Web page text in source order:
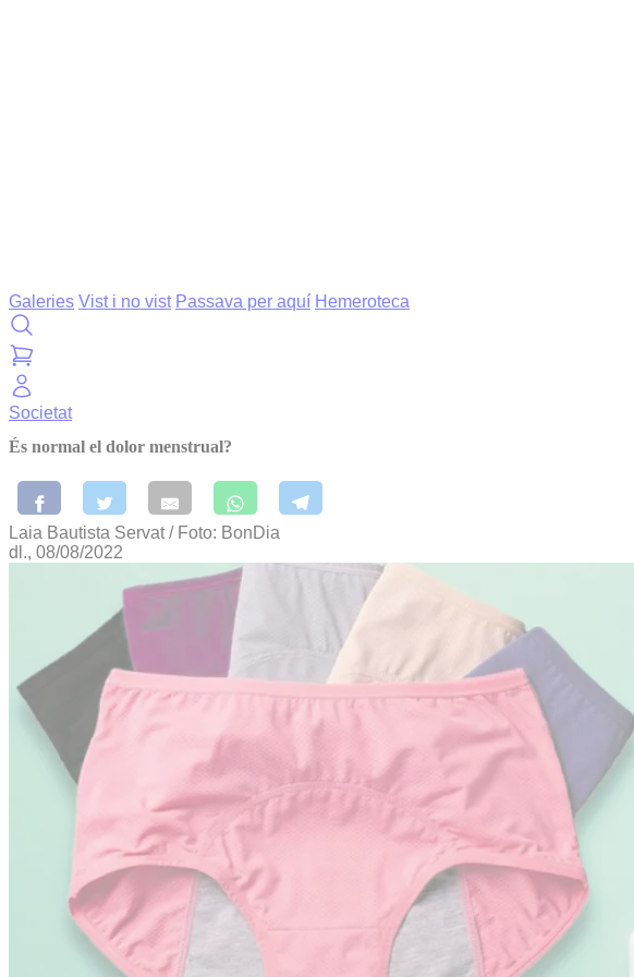
Galeries Vist i no vist Passava per aquí Hemeroteca
Societat
És normal el dolor menstrual?
Laia Bautista Servat / Foto: BonDia
dl., 08/08/2022